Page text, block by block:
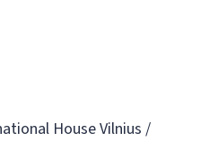
House Vilnius /